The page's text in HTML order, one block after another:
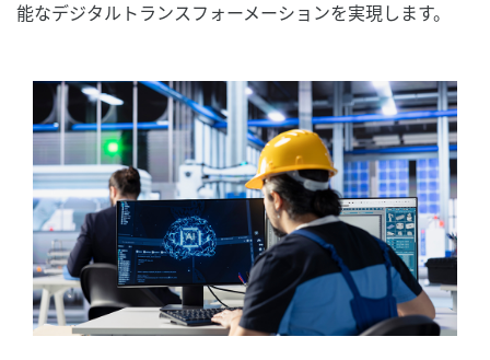
能なデジタルトランスフォーメーションを実現します。